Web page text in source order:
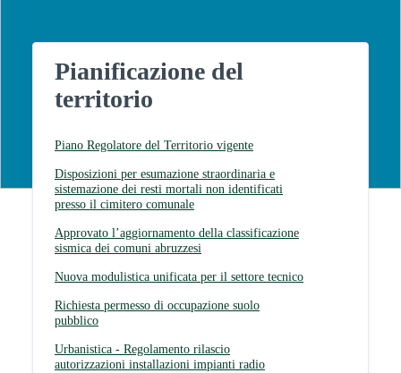
Pianificazione del
territorio
Piano Regolatore del Territorio vigente
Disposizioni per esumazione straordinaria e
sistemazione dei resti mortali non identificati
presso il cimitero comunale
Approvato l’aggiornamento della classificazione
sismica dei comuni abruzzesi
Nuova modulistica unificata per il settore tecnico
Richiesta permesso di occupazione suolo
pubblico
Urbanistica - Regolamento rilascio
autorizzazioni installazioni impianti radio